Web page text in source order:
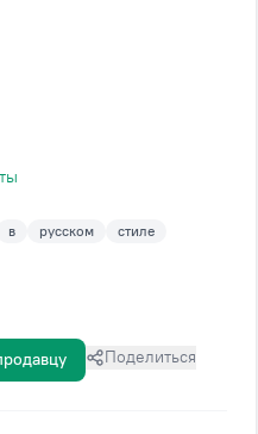
в русском стиле
Поделиться